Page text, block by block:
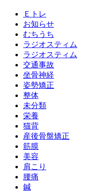
Ｅトレ
お知らせ
むちうち
ラジオスティム
ラジオスティム
交通事故
坐骨神経
姿勢矯正
整体
未分類
栄養
猫背
産後骨盤矯正
筋膜
美容
肩こり
腰痛
鍼